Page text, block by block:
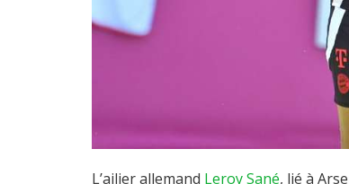
L’ailier allemand Leroy Sané, lié à